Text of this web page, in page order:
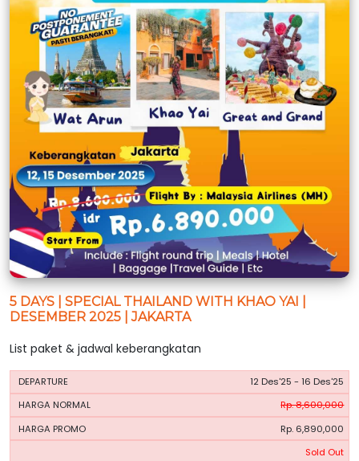
5 DAYS | SPECIAL THAILAND WITH KHAO YAI |
DESEMBER 2025 | JAKARTA
List paket & jadwal keberangkatan
PERIODE
HARGA
12 Des'25 - 16 Des'25
Rp. 8,600,000
Rp. 6,890,000
Sold Out